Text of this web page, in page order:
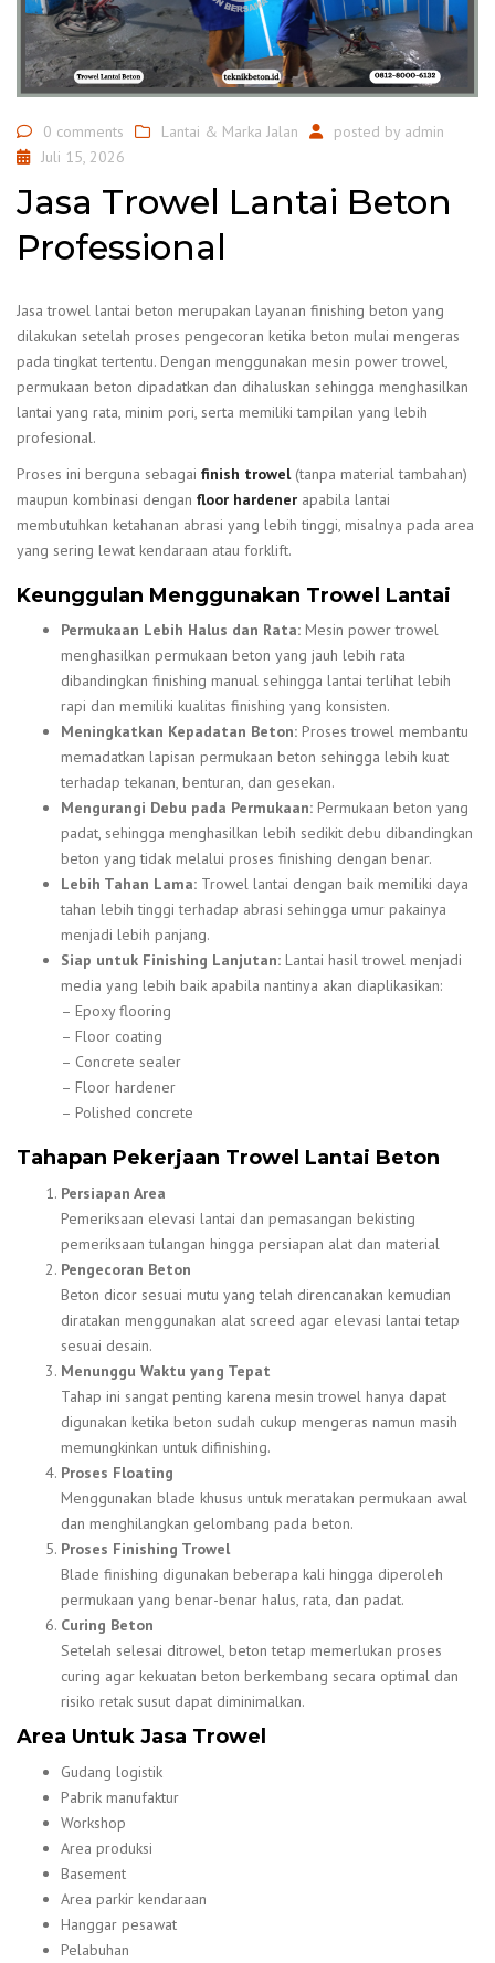
0 comments Lantai & Marka Jalan posted by admin
Juli 15, 2026
Jasa Trowel Lantai Beton
Professional
Jasa trowel lantai beton merupakan layanan finishing beton yang
dilakukan setelah proses pengecoran ketika beton mulai mengeras
pada tingkat tertentu. Dengan menggunakan mesin power trowel,
permukaan beton dipadatkan dan dihaluskan sehingga menghasilkan
lantai yang rata, minim pori, serta memiliki tampilan yang lebih
profesional.
Proses ini berguna sebagai finish trowel(tanpa material tambahan)
maupun kombinasi dengan floor hardener apabila lantai
membutuhkan ketahanan abrasi yang lebih tinggi, misalnya pada area
yang sering lewat kendaraan atau forklift.
Keunggulan Menggunakan Trowel Lantai
Permukaan Lebih Halus dan Rata: Mesin power trowel
menghasilkan permukaan beton yang jauh lebih rata
dibandingkan finishing manual sehingga lantai terlihat lebih
rapi dan memiliki kualitas finishing yang konsisten.
Meningkatkan Kepadatan Beton: Proses trowel membantu
memadatkan lapisan permukaan beton sehingga lebih kuat
terhadap tekanan, benturan, dan gesekan.
Mengurangi Debu pada Permukaan: Permukaan beton yang
padat, sehingga menghasilkan lebih sedikit debu dibandingkan
beton yang tidak melalui proses finishing dengan benar.
Lebih Tahan Lama: Trowel lantai dengan baik memiliki daya
tahan lebih tinggi terhadap abrasi sehingga umur pakainya
menjadi lebih panjang.
Siap untuk Finishing Lanjutan: Lantai hasil trowel menjadi
media yang lebih baik apabila nantinya akan diaplikasikan:
– Epoxy flooring
– Floor coating
– Concrete sealer
– Floor hardener
– Polished concrete
Tahapan Pekerjaan Trowel Lantai Beton
Persiapan Area
Pemeriksaan elevasi lantai dan pemasangan bekisting
pemeriksaan tulangan hingga persiapan alat dan material
Pengecoran Beton
Beton dicor sesuai mutu yang telah direncanakan kemudian
diratakan menggunakan alat screed agar elevasi lantai tetap
sesuai desain.
Menunggu Waktu yang Tepat
Tahap ini sangat penting karena mesin trowel hanya dapat
digunakan ketika beton sudah cukup mengeras namun masih
memungkinkan untuk difinishing.
Proses Floating
Menggunakan blade khusus untuk meratakan permukaan awal
dan menghilangkan gelombang pada beton.
Proses Finishing Trowel
Blade finishing digunakan beberapa kali hingga diperoleh
permukaan yang benar-benar halus, rata, dan padat.
Curing Beton
Setelah selesai ditrowel, beton tetap memerlukan proses
curing agar kekuatan beton berkembang secara optimal dan
risiko retak susut dapat diminimalkan.
Area Untuk Jasa Trowel
Gudang logistik
Pabrik manufaktur
Workshop
Area produksi
Basement
Area parkir kendaraan
Hanggar pesawat
Pelabuhan